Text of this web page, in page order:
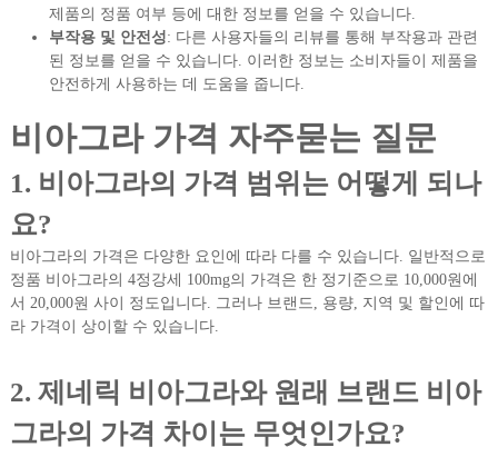
제품의 정품 여부 등에 대한 정보를 얻을 수 있습니다.
부작용 및 안전성: 다른 사용자들의 리뷰를 통해 부작용과 관련
된 정보를 얻을 수 있습니다. 이러한 정보는 소비자들이 제품을
안전하게 사용하는 데 도움을 줍니다.
비아그라 가격 자주묻는 질문
1. 비아그라의 가격 범위는 어떻게 되나
요?
비아그라의 가격은 다양한 요인에 따라 다를 수 있습니다. 일반적으로
정품 비아그라의 4정강세 100mg의 가격은 한 정기준으로 10,000원에
서 20,000원 사이 정도입니다. 그러나 브랜드, 용량, 지역 및 할인에 따
라 가격이 상이할 수 있습니다.
2. 제네릭 비아그라와 원래 브랜드 비아
그라의 가격 차이는 무엇인가요?